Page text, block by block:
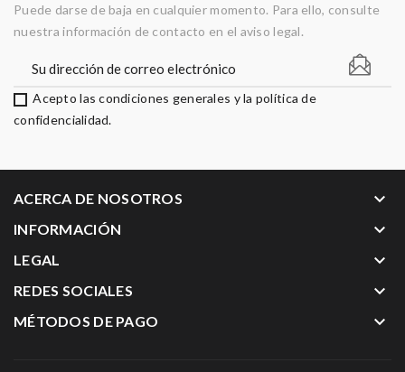
Puede darse de baja en cualquier momento. Para ello, consulte
nuestra información de contacto en el aviso legal.
Acepto las condiciones generales y la política de
confidencialidad.
ACERCA DE NOSOTROS keyboard_arrow_down
INFORMACIÓN keyboard_arrow_down
LEGAL keyboard_arrow_down
REDES SOCIALES keyboard_arrow_down
MÉTODOS DE PAGO keyboard_arrow_down